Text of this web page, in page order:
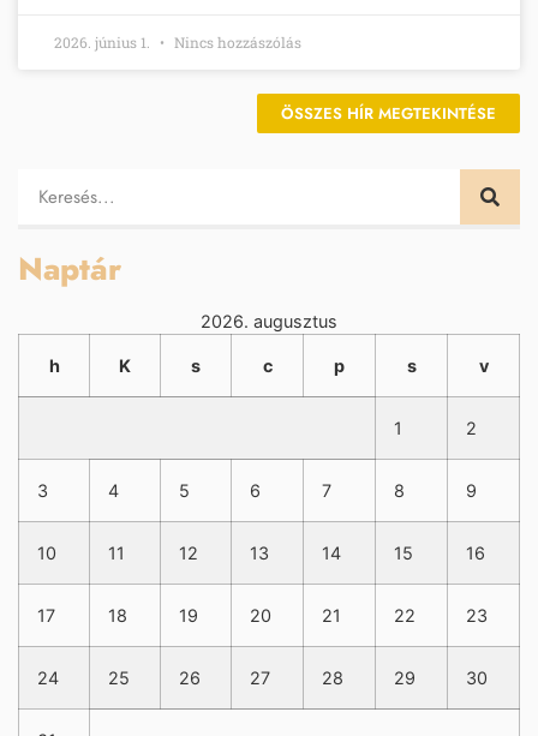
2026. június 1. Nincs hozzászólás
ÖSSZES HÍR MEGTEKINTÉSE
Naptár
2026. augusztus
h K s c p s v
1 2
3 4 5 6 7 8 9
10 11 12 13 14 15 16
17 18 19 20 21 22 23
24 25 26 27 28 29 30